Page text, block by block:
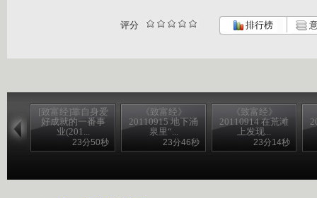
评分 排行榜
[致富经]靠自身爱
好成就的一番事
业(201...
23分50秒
《致富经》
20110915 地下涌
泉里“...
23分46秒
《致富经》
20110914 在荒滩
上发现...
23分14秒